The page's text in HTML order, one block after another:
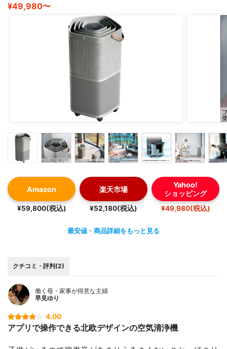
¥49,980〜
Amazon
¥59,800(税込)
楽天市場
¥52,180(税込)
Yahoo!
ショッピング
¥49,980(税込)
最安値・商品詳細をもっと見る
クチコミ・評判(2)
働く母・家事が得意な主婦
早見ゆり
4.00
アプリで操作できる北欧デザインの空気清浄機